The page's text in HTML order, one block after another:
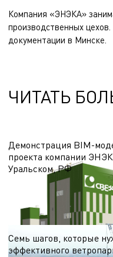
Компания «ЭНЭКА»
производственных цехов
документации в Минске.
ЧИТАТЬ
Демонстрация BIM-
проекта компании
Уральском, РФ
В видео показано здание Мини-
энергии для
23.10.2024
Семь шагов, которые
эффективного